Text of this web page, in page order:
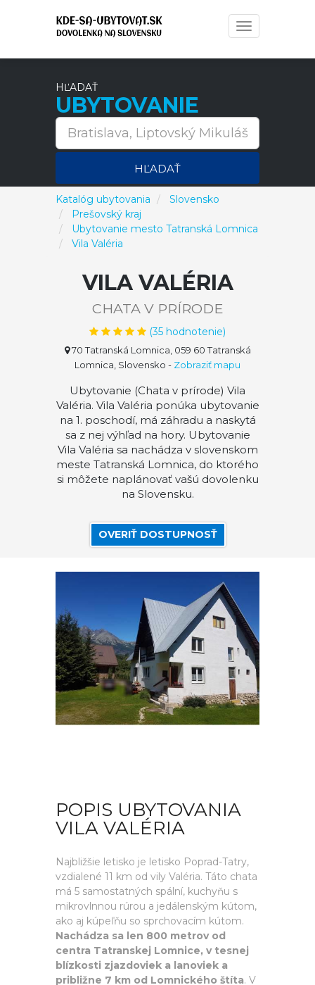
Toggle
navigation
HĽADAŤ
UBYTOVANIE
HĽADAŤ
Katalóg ubytovania
Slovensko
Prešovský kraj
Ubytovanie mesto Tatranská Lomnica
Vila Valéria
VILA VALÉRIA
CHATA V PRÍRODE
(35 hodnotenie)
70 Tatranská Lomnica, 059 60 Tatranská
Lomnica, Slovensko - Zobraziť mapu
Ubytovanie (Chata v prírode) Vila
Valéria. Vila Valéria ponúka ubytovanie
na 1. poschodí, má záhradu a naskytá
sa z nej výhľad na hory. Ubytovanie
Vila Valéria sa nachádza v slovenskom
meste Tatranská Lomnica, do ktorého
si môžete naplánovať vašú dovolenku
na Slovensku.
OVERIŤ DOSTUPNOSŤ
POPIS UBYTOVANIA
VILA VALÉRIA
Najbližšie letisko je letisko Poprad-Tatry,
vzdialené 11 km od vily Valéria. Táto chata
má 5 samostatných spální, kuchyňu s
mikrovlnnou rúrou a jedálenským kútom,
ako aj kúpeľňu so sprchovacím kútom.
Nachádza sa len 800 metrov od
centra Tatranskej Lomnice, v tesnej
blízkosti zjazdoviek a lanoviek a
približne 7 km od Lomnického štíta. V